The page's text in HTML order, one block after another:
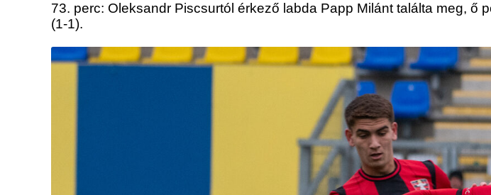
73. perc: Oleksandr Piscsurtól érkező labda Papp Milánt találta meg,
(1-1).